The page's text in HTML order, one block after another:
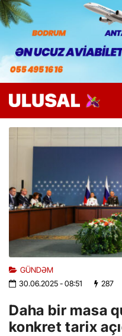
GÜNDƏM
30.06.2025- 08:51 287
Daha bir masa
konkret tarix